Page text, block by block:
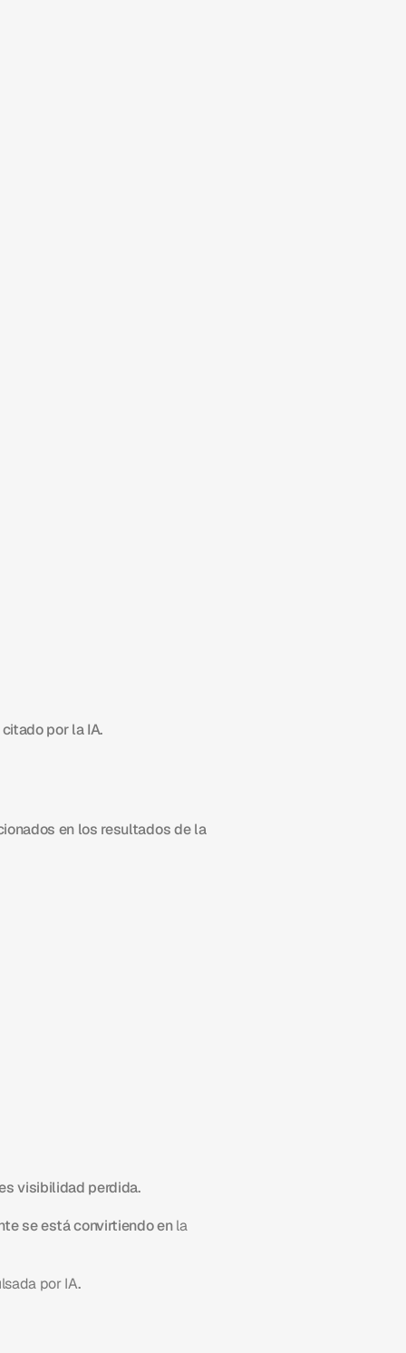
por la IA.
en los resultados de la
visibilidad perdida.
se está convirtiendo en la
por IA.